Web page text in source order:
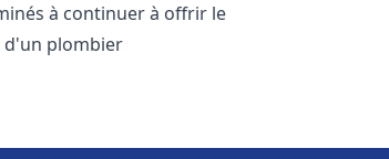
à continuer à offrir le
d'un plombier